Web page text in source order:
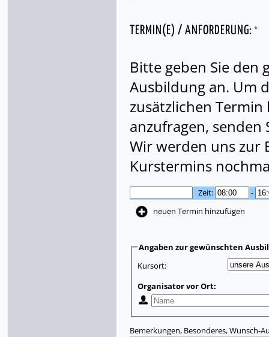
TERMIN(E) / ANFORDERUNG: *
Bitte geben Sie den
Ausbildung an. Um
zusätzlichen
anzufragen, senden
Wir werden uns zur
Kurstermins
Zeit:
-
neuen Termin hinzufügen
Angaben zur gewünschten
Kursort:
Organisator vor Ort:
Bemerkungen, Besonderes, Wunsch-